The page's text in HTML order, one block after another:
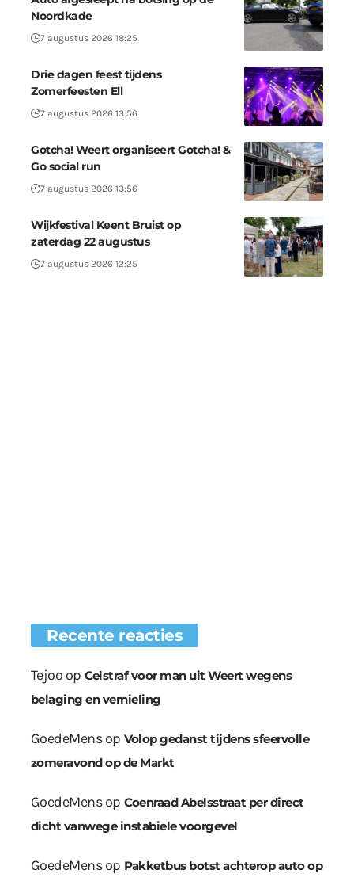
Noordkade
7 augustus 2026 18:25
Drie dagen feest tijdens
Zomerfeesten Ell
7 augustus 2026 13:56
Gotcha! Weert organiseert Gotcha! &
Go social run
7 augustus 2026 13:56
Wijkfestival Keent Bruist op
zaterdag 22 augustus
7 augustus 2026 12:25
Recente reacties
Tejoo op Celstraf voor man uit Weert wegens
belaging en vernieling
GoedeMensop Volop gedanst tijdens sfeervolle
zomeravond op de Markt
GoedeMensop Coenraad Abelsstraat per direct
dicht vanwege instabiele voorgevel
GoedeMensop Pakketbus botst achterop auto op